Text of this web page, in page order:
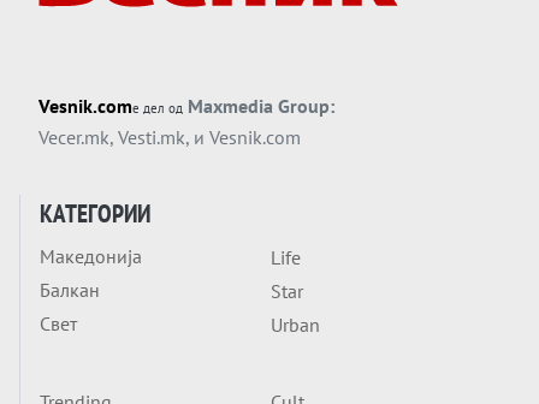
Трамп тврди дека повторно „разговара“
Вечер тема
ДЛАБОКО УДОЛУ: Сметководствените
трикови што го соборија ЕНРОН ги
Вечер тема
Vesnik.comе дел од Maxmedia Group:
Vecer.mk, Vesti.mk, и Vesnik.com
КАТЕГОРИИ
Македонија
Балкан
Свет
Life
Star
Urban